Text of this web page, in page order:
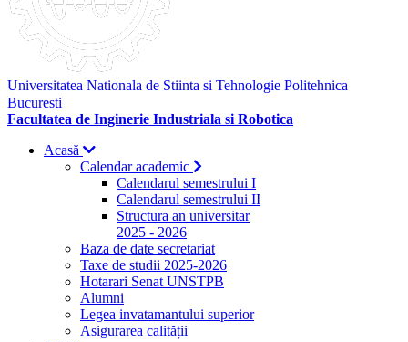
Universitatea Nationala de Stiinta si Tehnologie Politehnica
Bucuresti
Facultatea de Inginerie Industriala si Robotica
Acasă
Calendar academic
Calendarul semestrului I
Calendarul semestrului II
Structura an universitar
2025 - 2026
Baza de date secretariat
Taxe de studii 2025-2026
Hotarari Senat UNSTPB
Alumni
Legea invatamantului superior
Asigurarea calității